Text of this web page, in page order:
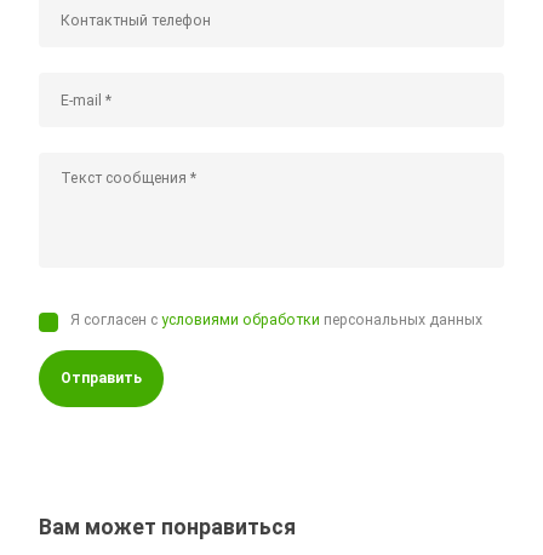
Я согласен сусловиями обработки персональных данных
Отправить
Вам может понравиться